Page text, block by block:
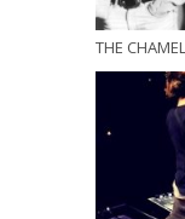
THE